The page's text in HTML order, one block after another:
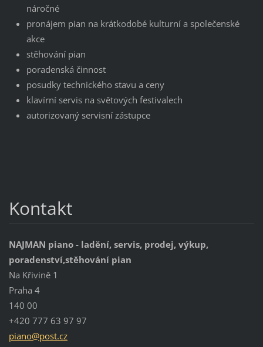
náročné
pronájem pian na krátkodobé kulturní a společenské
akce
stěhování pian
poradenská činnost
posudky technického stavu a ceny
klavírní servis na světových festivalech
autorizovaný servisní zástupce
Kontakt
NAJMAN piano - ladění, servis, prodej, výkup,
poradenství,stěhování pian
Na Křivině 1
Praha 4
140 00
+420 777 63 97 97
piano@post.cz